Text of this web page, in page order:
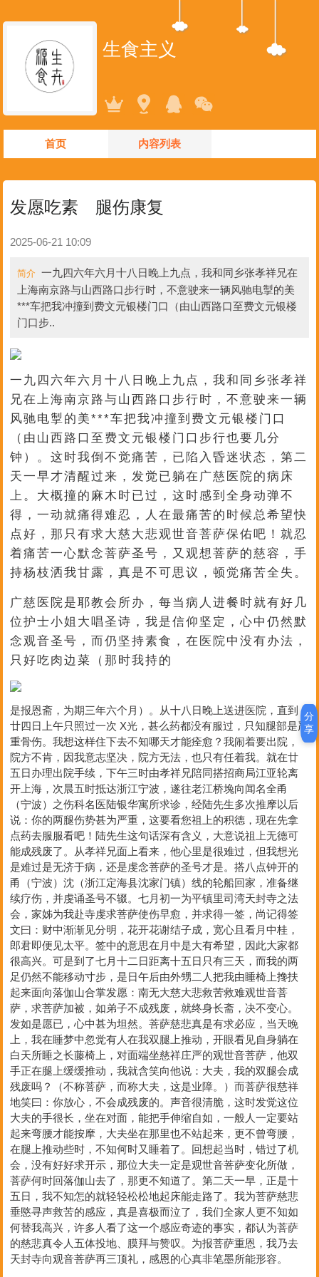
生食主义
首页 内容列表
发愿吃素 腿伤康复
2025-06-21 10:09
简介 一九四六年六月十八日晚上九点，我和同乡张孝祥兄在
上海南京路与山西路口步行时，不意驶来一辆风驰电掣的美
***车把我冲撞到费文元银楼门口（由山西路口至费文元银楼
门口步..
一九四六年六月十八日晚上九点，我和同乡张孝祥
兄在上海南京路与山西路口步行时，不意驶来一辆
风驰电掣的美***车把我冲撞到费文元银楼门口
（由山西路口至费文元银楼门口步行也要几分
钟）。这时我倒不觉痛苦，已陷入昏迷状态，第二
天一早才清醒过来，发觉已躺在广慈医院的病床
上。大概撞的麻木时已过，这时感到全身动弹不
得，一动就痛得难忍，人在最痛苦的时候总希望快
点好，那只有求大慈大悲观世音菩萨保佑吧！就忍
着痛苦一心默念菩萨圣号，又观想菩萨的慈容，手
持杨枝洒我甘露，真是不可思议，顿觉痛苦全失。
广慈医院是耶教会所办，每当病人进餐时就有好几
位护士小姐大唱圣诗，我是信仰坚定，心中仍然默
念观音圣号，而仍坚持素食，在医院中没有办法，
只好吃肉边菜（那时我持的
是报恩斋，为期三年六个月）。从十八日晚上送进医院，直到
廿四日上午只照过一次 X光，甚么药都没有服过，只知腿部是严
重骨伤。我想这样住下去不知哪天才能痊愈？我闹着要出院，
院方不肯，因我意志坚决，院方无法，也只有任着我。就在廿
五日办理出院手续，下午三时由孝祥兄陪同搭招商局江亚轮离
开上海，次晨五时抵达浙江宁波，遂往老江桥堍向闻名全甬
（宁波）之伤科名医陆银华寓所求诊，经陆先生多次推摩以后
说：你的两腿伤势甚为严重，这要看您祖上的积德，现在先拿
点药去服服看吧！陆先生这句话深有含义，大意说祖上无德可
能成残废了。从孝祥兄面上看来，他心里是很难过，但我想光
是难过是无济于病，还是虔念菩萨的圣号才是。搭八点钟开的
甬（宁波）沈（浙江定海县沈家门镇）线的轮船回家，准备继
续疗伤，并虔诵圣号不辍。七月初一为平镇里司湾天封寺之法
会，家姊为我赴寺虔求菩萨使伤早愈，并求得一签，尚记得签
文曰：财中渐渐见分明，花开花谢结子成，宽心且看月中桂，
郎君即便见太平。签中的意思在月中是大有希望，因此大家都
很高兴。可是到了七月十二日距离十五日只有三天，而我的两
足仍然不能移动寸步，是日午后由外甥二人把我由睡椅上搀扶
起来面向落伽山合掌发愿：南无大慈大悲救苦救难观世音菩
萨，求菩萨加被，如弟子不成残废，就终身长斋，决不变心。
发如是愿已，心中甚为坦然。菩萨慈悲真是有求必应，当天晚
上，我在睡梦中忽觉有人在我双腿上推动，开眼看见自身躺在
白天所睡之长藤椅上，对面端坐慈祥庄严的观世音菩萨，他双
手正在腿上缓缓推动，我就含笑向他说：大夫，我的双腿会成
残废吗？（不称菩萨，而称大夫，这是业障。）而菩萨很慈祥
地笑曰：你放心，不会成残废的。声音很清脆，这时发觉这位
大夫的手很长，坐在对面，能把手伸缩自如，一般人一定要站
起来弯腰才能按摩，大夫坐在那里也不站起来，更不曾弯腰，
在腿上推动些时，不知何时又睡着了。回想起当时，错过了机
会，没有好好求开示，那位大夫一定是观世音菩萨变化所做，
菩萨何时回落伽山去了，那更不知道了。第二天一早，正是十
五日，我不知怎的就轻轻松松地起床能走路了。我为菩萨慈悲
垂愍寻声救苦的感应，真是喜极而泣了，我们全家人更不知如
何替我高兴，许多人看了这一个感应奇迹的事实，都认为菩萨
的慈悲真令人五体投地、膜拜与赞叹。为报菩萨重恩，我乃去
天封寺向观音菩萨再三顶礼，感恩的心真非笔墨所能形容。
分
享